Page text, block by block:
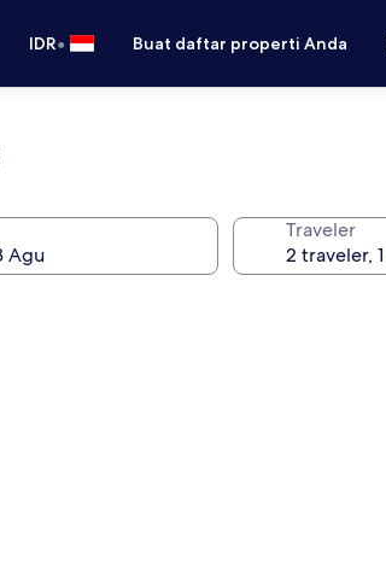
IDR• Buat daftar properti Anda
Traveler